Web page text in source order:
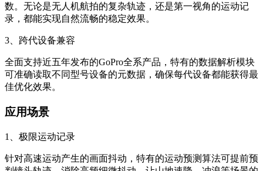
数。无论是无人机航拍的复杂轨迹，还是第一视角的运动记
录，都能实现自然流畅的稳定效果。
3、跨代设备兼容
全面支持近五年发布的GoPro全系产品，特有的数据解析模块
可准确读取不同型号设备的元数据，确保每代设备都能获得最
佳优化效果。
应用场景
1、极限运动记录
针对高速运动产生的画面抖动，特有的运动预测算法可提前预